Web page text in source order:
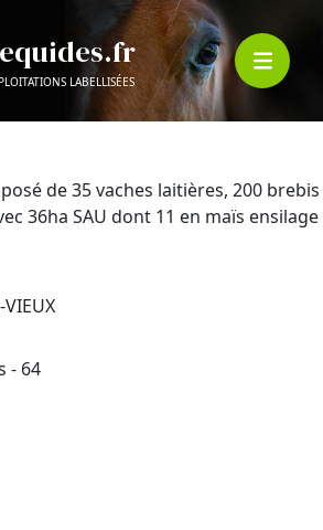
LABELLISÉES
de 35 vaches laitières, 200
36ha SAU dont 11 en maïs
VIEUX
- 64